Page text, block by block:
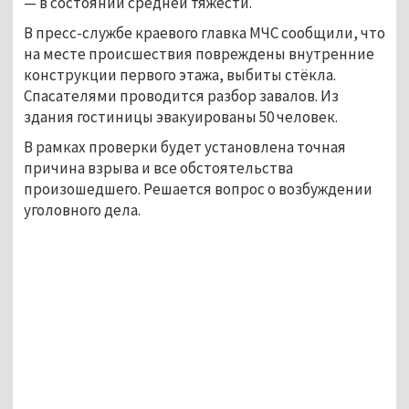
В пресс-службе краевого главка МЧС сообщили, что
на месте происшествия повреждены внутренние
конструкции первого этажа, выбиты стёкла.
Спасателями проводится разбор завалов. Из
здания гостиницы эвакуированы 50 человек.
В рамках проверки будет установлена точная
причина взрыва и все обстоятельства
произошедшего. Решается вопрос о возбуждении
уголовного дела.